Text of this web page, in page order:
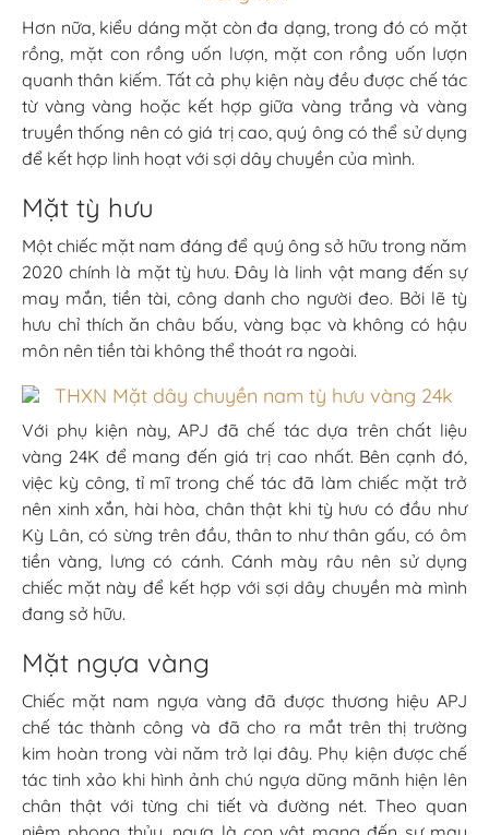
Hơn nữa, kiểu dáng mặt còn đa dạng, trong đó có mặt
rồng, mặt con rồng uốn lượn, mặt con rồng uốn lượn
quanh thân kiếm. Tất cả phụ kiện này đều được chế tác
từ vàng vàng hoặc kết hợp giữa vàng trắng và vàng
truyền thống nên có giá trị cao, quý ông có thể sử dụng
để kết hợp linh hoạt với sợi dây chuyền của mình.
Mặt tỳ hưu
Một chiếc mặt nam đáng để quý ông sở hữu trong năm
2020 chính là mặt tỳ hưu. Đây là linh vật mang đến sự
may mắn, tiền tài, công danh cho người đeo. Bởi lẽ tỳ
hưu chỉ thích ăn châu bấu, vàng bạc và không có hậu
môn nên tiền tài không thể thoát ra ngoài.
Với phụ kiện này, APJ đã chế tác dựa trên chất liệu
vàng 24K để mang đến giá trị cao nhất. Bên cạnh đó,
việc kỳ công, tỉ mĩ trong chế tác đã làm chiếc mặt trở
nên xinh xắn, hài hòa, chân thật khi tỳ hưu có đầu như
Kỳ Lân, có sừng trên đầu, thân to như thân gấu, có ôm
tiền vàng, lưng có cánh. Cánh mày râu nên sử dụng
chiếc mặt này để kết hợp với sợi dây chuyền mà mình
đang sở hữu.
Mặt ngựa vàng
Chiếc mặt nam ngựa vàng đã được thương hiệu APJ
chế tác thành công và đã cho ra mắt trên thị trường
kim hoàn trong vài năm trở lại đây. Phụ kiện được chế
tác tinh xảo khi hình ảnh chú ngựa dũng mãnh hiện lên
chân thật với từng chi tiết và đường nét. Theo quan